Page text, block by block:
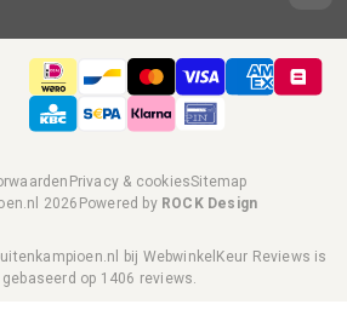
Privacy & cookiesSitemap
2026 Powered by ROCK Design
bij WebwinkelKeur Reviews is
op 1406 reviews.